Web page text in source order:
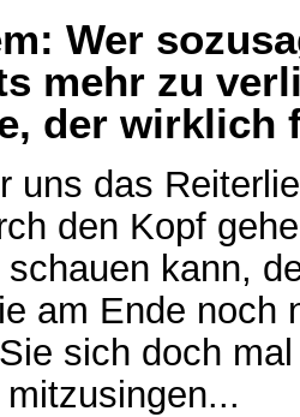
Wer
mehr zu
der wirklich
uns das
den Kopf
kann,
am Ende noch
sich doch